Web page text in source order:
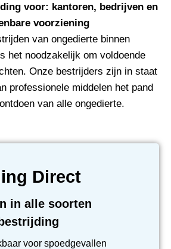
voor: kantoren, bedrijven en
voorziening
van ongedierte binnen
het noodzakelijk om voldoende
Onze bestrijders zijn in staat
professionele middelen het pand
van alle ongedierte.
Direct
in alle soorten
voor spoedgevallen